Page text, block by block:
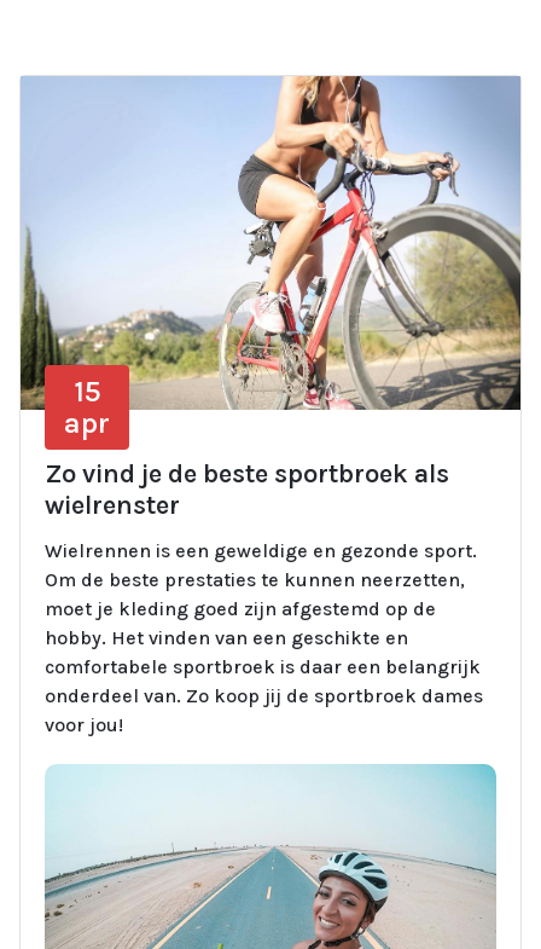
15
apr
Zo vind je de beste sportbroek als
wielrenster
Wielrennen is een geweldige en gezonde sport.
Om de beste prestaties te kunnen neerzetten,
moet je kleding goed zijn afgestemd op de
hobby. Het vinden van een geschikte en
comfortabele sportbroek is daar een belangrijk
onderdeel van. Zo koop jij de sportbroek dames
voor jou!